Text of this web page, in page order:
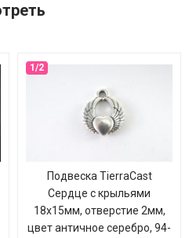
Подвеска TierraCast
Сердце с крыльями
18х15мм, отверстие 2мм,
цвет античное серебро, 94-